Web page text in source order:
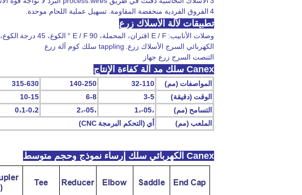
4 الفروق الفردية منخفضة المقاومة. تسهيل عملية اللحام موحدة.
تطبيقات لآلة الأسلاك زرع
وصلات الأنابيب: E / F اقتران، المحملة، E / F 90 ° الكوع، الكوع،
الكهربائي السرج الأسلاك زرع. tappling سلك كوم آلة زرع
التنصت السرج زرع جهاز
Canex سلك مد آلة كفاءة الإنتاج
المواصفات (مم) 32-110
140-250
315-630
الوقت (دقيقة) 3-5
6-8
10-15
التسامح (مم) ،05-،1 ،05-،2 0،1-0،2
الملعب (مم) أي (التحكم البرمجة CNC)
Canex الكهربائي سلك إرساء نموذج وحجم متوسط